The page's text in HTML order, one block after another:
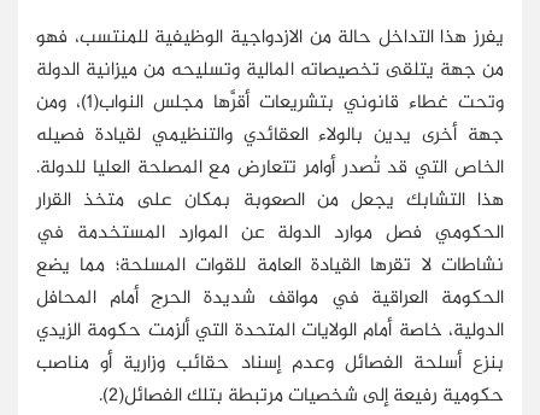
يفرز هذا التداخل حالة من الازدواجية الوظيفية للمنتسب، فهو
من جهة يتلقى تخصيصاته المالية وتسليحه من ميزانية الدولة
وتحت غطاء قانوني بتشريعات أقرَّها مجلس النواب(1)، ومن
جهة أخرى يدين بالولاء العقائدي والتنظيمي لقيادة فصيله
الخاص التي قد تُصدر أوامر تتعارض مع المصلحة العليا للدولة.
هذا التشابك يجعل من الصعوبة بمكان على متخذ القرار
الحكومي فصل موارد الدولة عن الموارد المستخدمة في
نشاطات لا تقرها القيادة العامة للقوات المسلحة؛ مما يضع
الحكومة العراقية في مواقف شديدة الحرج أمام المحافل
الدولية، خاصة أمام الولايات المتحدة التي ألزمت حكومة الزيدي
بنزع أسلحة الفصائل وعدم إسناد حقائب وزارية أو مناصب
حكومية رفيعة إلى شخصيات مرتبطة بتلك الفصائل(2).